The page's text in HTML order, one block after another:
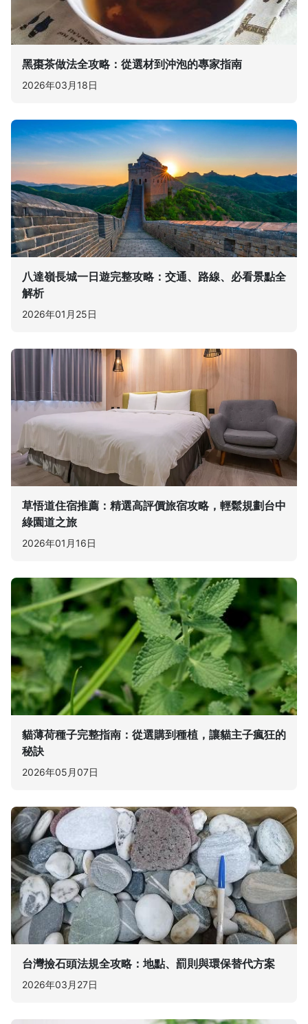
黑棗茶做法全攻略：從選材到沖泡的專家指南
2026年03月18日
八達嶺長城一日遊完整攻略：交通、路線、必看景點全
解析
2026年01月25日
草悟道住宿推薦：精選高評價旅宿攻略，輕鬆規劃台中
綠園道之旅
2026年01月16日
貓薄荷種子完整指南：從選購到種植，讓貓主子瘋狂的
秘訣
2026年05月07日
台灣撿石頭法規全攻略：地點、罰則與環保替代方案
2026年03月27日